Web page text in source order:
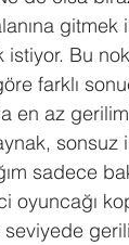
gitmek
istiyor. Bu
farklı
az
sadece
oyuncağı
seviyede